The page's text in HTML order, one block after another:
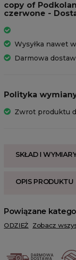
copy of
czerwone -
Wysyłka nawet w
Darmowa
Polityka
Zwrot produktu
SKŁAD I
OPIS PRODUKTU
Powiązane
ODZIEŻ Zobacz